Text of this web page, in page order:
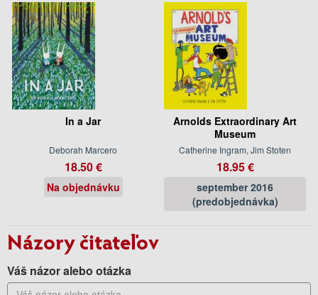
In a Jar
Deborah Marcero
18.50 €
Na objednávku
Arnolds Extraordinary Art
Museum
Catherine Ingram, Jim Stoten
18.95 €
september 2016
(predobjednávka)
Názory čitateľov
Váš názor alebo otázka